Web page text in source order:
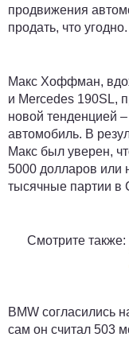
продвижения
продать, что угодно.
Макс Хоффман,
и Mercedes 190SL,
новой тенденцией
автомобиль. В
Макс был уверен,
5000 долларов или
тысячные партии в
Смотрите также:
BMW согласились
сам он считал 503